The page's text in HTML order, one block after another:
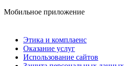
Мобильное приложение
Этика и комплаенс
Оказание услуг
Использование сайтов